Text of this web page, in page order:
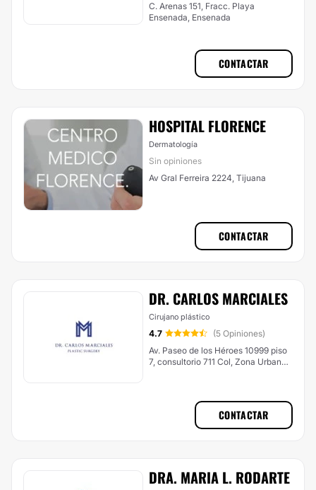
C. Arenas 151, Fracc. Playa
Ensenada, Ensenada
CONTACTAR
HOSPITAL FLORENCE
Dermatología
Sin opiniones
Av Gral Ferreira 2224, Tijuana
CONTACTAR
DR. CARLOS MARCIALES
Cirujano plástico
4.7
(5 Opiniones)
Av. Paseo de los Héroes 10999 piso
7, consultorio 711 Col, Zona Urbana,
CONTACTAR
DRA. MARIA L. RODARTE